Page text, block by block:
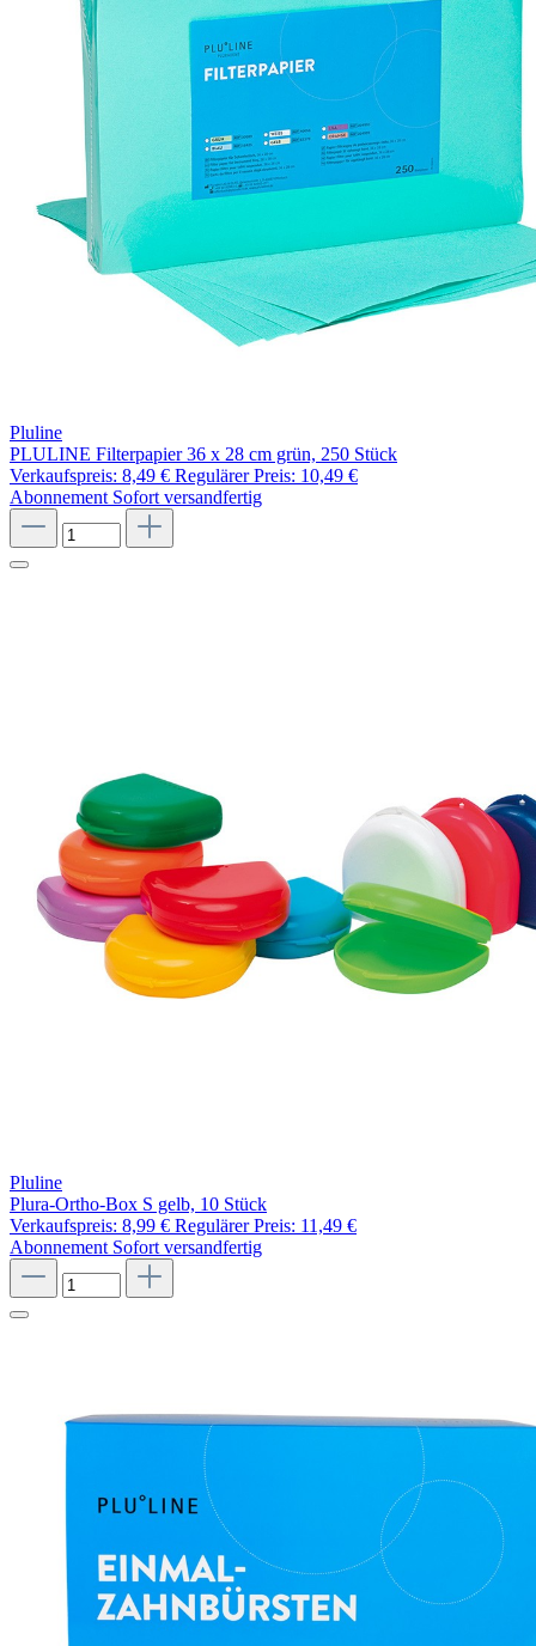
Pluline
PLULINE Filterpapier 36 x 28 cm grün, 250 Stück
Verkaufspreis: 8,49 € Regulärer Preis: 10,49 €
Abonnement Sofort versandfertig
Pluline
Plura-Ortho-Box S gelb, 10 Stück
Verkaufspreis: 8,99 € Regulärer Preis: 11,49 €
Abonnement Sofort versandfertig